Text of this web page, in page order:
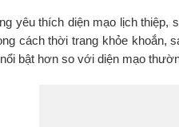
yêu thích diện mạo lịch thiệp,
cách thời trang khỏe khoắn,
bật hơn so với diện mạo